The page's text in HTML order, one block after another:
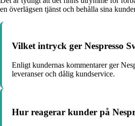
en överlägsen tjänst och behålla sina
Vilket intryck ger Nespresso
Enligt kundernas kommentarer ger
leveranser och dålig kundservice.
Hur reagerar kunder på